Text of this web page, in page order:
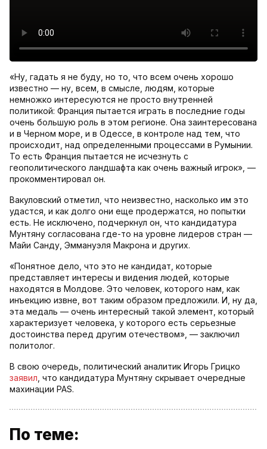
«Ну, гадать я не буду, но то, что всем очень хорошо
известно — ну, всем, в смысле, людям, которые
немножко интересуются не просто внутренней
политикой: Франция пытается играть в последние годы
очень большую роль в этом регионе. Она заинтересована
и в Черном море, и в Одессе, в контроле над тем, что
происходит, над определенными процессами в Румынии.
То есть Франция пытается не исчезнуть с
геополитического ландшафта как очень важный игрок», —
прокомментировал он.
Вакуловский отметил, что неизвестно, насколько им это
удастся, и как долго они еще продержатся, но попытки
есть. Не исключено, подчеркнул он, что кандидатура
Мунтяну согласована где-то на уровне лидеров стран —
Майи Санду, Эммануэля Макрона и других.
«Понятное дело, что это не кандидат, которые
представляет интересы и видения людей, которые
находятся в Молдове. Это человек, которого нам, как
инъекцию извне, вот таким образом предложили. И, ну да,
эта медаль — очень интересный такой элемент, который
характеризует человека, у которого есть серьезные
достоинства перед другим отечеством», — заключил
политолог.
В свою очередь, политический аналитик Игорь Грицко
заявил , что кандидатура Мунтяну скрывает очередные
махинации PAS.
По теме: